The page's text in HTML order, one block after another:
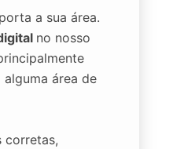
a sua área.
no nosso
área de
corretas,